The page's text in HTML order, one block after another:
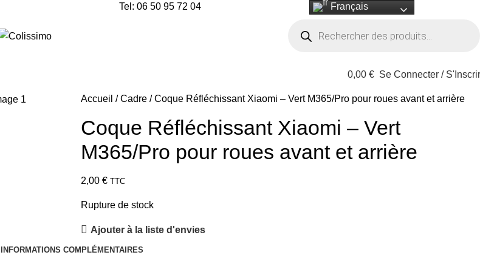
Tel: 06 50 95 72 04
0,00 € Se Connecter /
Accueil Cadre Coque Réfléchissant Xiaomi – Vert M365/Pro pour roues avant et arrière
Coque Réfléchissant Xiaomi – Vert
M365/Pro pour roues avant et arrière
2,00 € TTC
Rupture de stock
Ajouter à la liste d'envies
INFORMATIONS COMPLÉMENTAIRES
Français